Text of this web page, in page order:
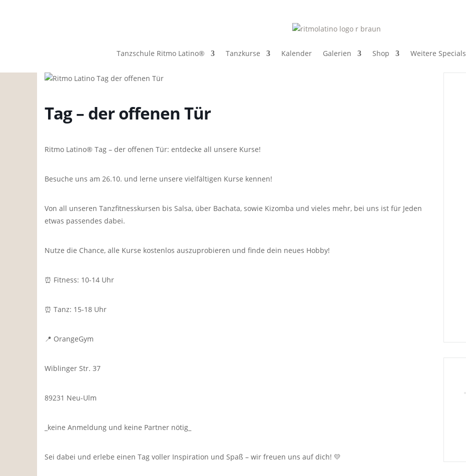
Tanzschule Ritmo Latino® Tanzkurse Kalender Galerien Shop Weitere Specials
Tag – der offenen Tür
Ritmo Latino® Tag – der offenen Tür: entdecke all unsere Kurse!
Besuche uns am 26.10. und lerne unsere vielfältigen Kurse kennen!
Von all unseren Tanzfitnesskursen bis Salsa, über Bachata, sowie Kizomba und vieles mehr, bei uns ist für Jeden
etwas passendes dabei.
Nutze die Chance, alle Kurse kostenlos auszuprobieren und finde dein neues Hobby!
⏰ Fitness: 10-14 Uhr
⏰️ Tanz: 15-18 Uhr
📍 OrangeGym
Wiblinger Str. 37
89231 Neu-Ulm
_keine Anmeldung und keine Partner nötig_
Sei dabei und erlebe einen Tag voller Inspiration und Spaß – wir freuen uns auf dich! 💛